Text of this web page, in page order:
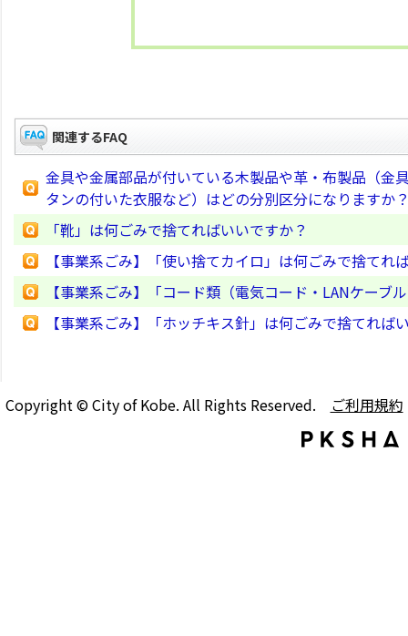
関連するFAQ
金具や金属部品が付いている木製品や革・布製品（金
タンの付いた衣服など）はどの分別区分になりますか
「靴」は何ごみで捨てればいいですか？
【事業系ごみ】「使い捨てカイロ」は何ごみで捨てれ
【事業系ごみ】「コード類（電気コード・LANケーブ
【事業系ごみ】「ホッチキス針」は何ごみで捨てれば
Copyright © City of Kobe. All Rights Reserved. ご利用規約